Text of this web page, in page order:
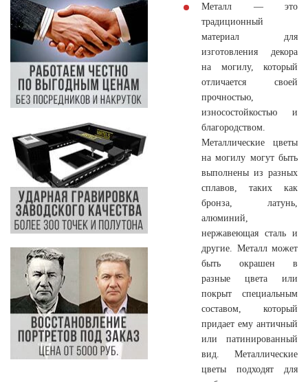
Металл — это
традиционный
материал для
изготовления декора
на могилу, который
отличается своей
прочностью,
износостойкостью и
благородством.
Металлические цветы
на могилу могут быть
выполнены из разных
сплавов, таких как
бронза, латунь,
алюминий,
нержавеющая сталь и
другие. Металл может
быть окрашен в
разные цвета или
покрыт специальным
составом, который
придает ему античный
или патинированный
вид. Металлические
цветы подходят для